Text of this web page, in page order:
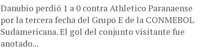
Danubio perdió 1 a 0 contra Athletico Paranaense
por la tercera fecha del Grupo E de la CONMEBOL
Sudamericana. El gol del conjunto visitante fue
anotado...